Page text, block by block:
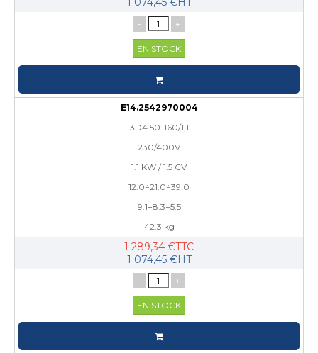
- +
EN STOCK
E14.2542970004
3D4 50-160/1,1
230/400V
1.1 KW / 1.5 CV
12.0÷21.0÷39.0
9.1÷8.3÷5.5
42.3 kg
1 289,34 €TTC
1 074,45 €HT
- +
EN STOCK